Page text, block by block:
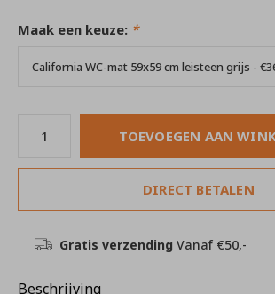
Maak een keuze: *
TOEVOEGEN AAN
DIRECT BETALEN
Gratis verzending Vanaf €50,-
Beschrijving